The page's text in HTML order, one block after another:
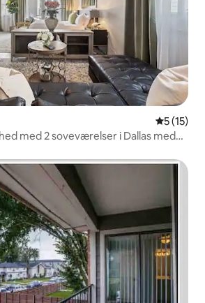
5 ud af 5
5 (15)
med 2 soveværelser i Dallas med